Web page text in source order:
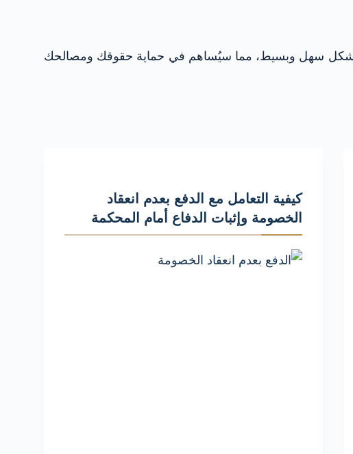
بشكل سهل وبسيط، مما سيُساهم في حماية حقوقك ومصالحك
كيفية التعامل مع الدفع بعدم انعقاد
الخصومة وإثبات الدفاع أمام المحكمة